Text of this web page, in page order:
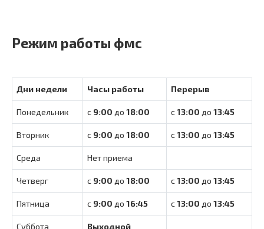
Режим работы фмс
Дни недели Часы работы Перерыв
Понедельник с 9:00 до18:00 с13:00 до13:45
Вторник с 9:00 до18:00 с13:00 до13:45
Среда Нет приема
Четверг с 9:00 до18:00 с13:00 до13:45
Пятница с 9:00 до16:45 с13:00 до13:45
Суббота Выходной